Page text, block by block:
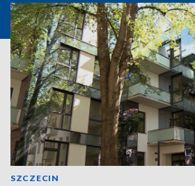
SZCZECIN